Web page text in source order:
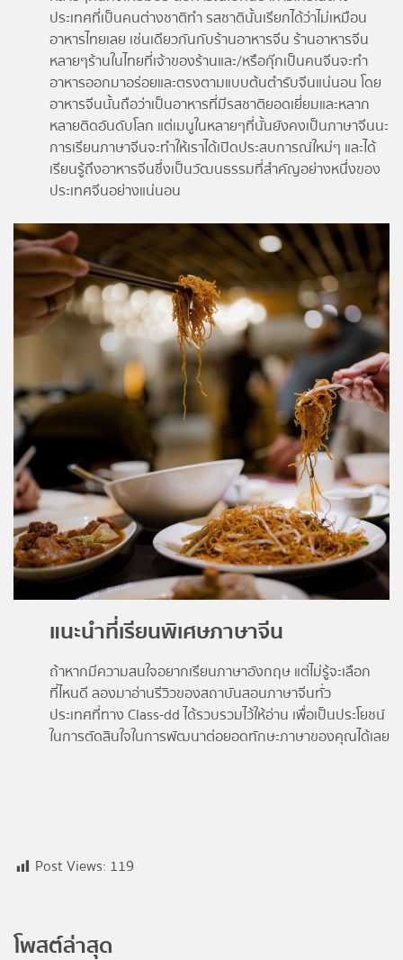
ประเทศที่เป็นคนต่างชาติทำ รสชาตินั้นเรียกได้ว่าไม่เหมือน
อาหารไทยเลย เช่นเดียวกันกับร้านอาหารจีน ร้านอาหารจีน
หลายๆร้านในไทยที่เจ้าของร้านและ/หรือกุ๊กเป็นคนจีนจะทำ
อาหารออกมาอร่อยและตรงตามแบบต้นตำรับจีนแน่นอน โดย
อาหารจีนนั้นถือว่าเป็นอาหารที่มีรสชาติยอดเยี่ยมและหลาก
หลายติดอันดับโลก แต่เมนูในหลายๆที่นั้นยังคงเป็นภาษาจีนนะ
การเรียนภาษาจีนจะทำให้เราได้เปิดประสบการณ์ใหม่ๆ และได้
เรียนรู้ถึงอาหารจีนซึ่งเป็นวัฒนธรรมที่สำคัญอย่างหนึ่งของ
ประเทศจีนอย่างแน่นอน
แนะนำที่เรียนพิเศษภาษาจีน
ถ้าหากมีความสนใจอยากเรียนภาษาอังกฤษ แต่ไม่รู้จะเลือก
ที่ไหนดี ลองมาอ่านรีวิวของสถาบันสอนภาษาจีนทั่ว
ประเทศที่ทางClass-dd ได้รวบรวมไว้ให้อ่าน เพื่อเป็นประโยชน์
ในการตัดสินใจในการพัฒนาต่อยอดทักษะภาษาของคุณได้เลย
Post Views: 119
โพสต์ล่าสุด